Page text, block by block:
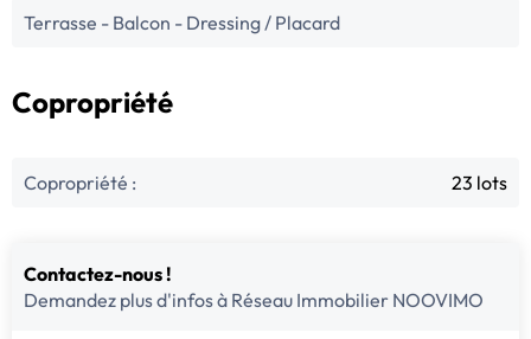
Terrasse - Balcon - Dressing / Placard
Copropriété
Copropriété : 23 lots
Contactez-nous !
Demandez plus d'infos à Réseau Immobilier NOOVIMO